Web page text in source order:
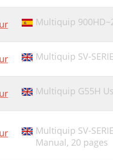
Multiquip
Multiquip SV-
Multiquip G55H
Multiquip SV-
Manual, 20 pages